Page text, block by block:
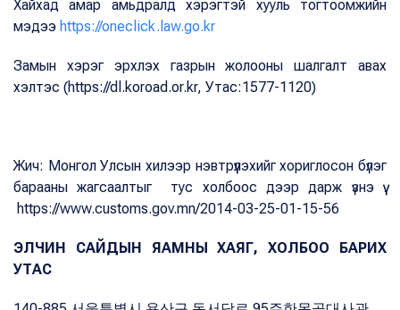
Хайхад амар амьдралд хэрэгтэй хууль тогтоомжийн
мэдээ https://oneclick.law.go.kr
Замын хэрэг эрхлэх газрын жолооны шалгалт авах
хэлтэс (https://dl.koroad.or.kr, Утас:1577-1120)
Жич: Монгол Улсын хилээр нэвтрүүлэхийг хориглосон бүлэг
барааны жагсаалтыг тус холбоос дээр дарж үзнэ үү.
https://www.customs.gov.mn/2014-03-25-01-15-56
ЭЛЧИН САЙДЫН ЯАМНЫ ХАЯГ, ХОЛБОО БАРИХ
УТАС